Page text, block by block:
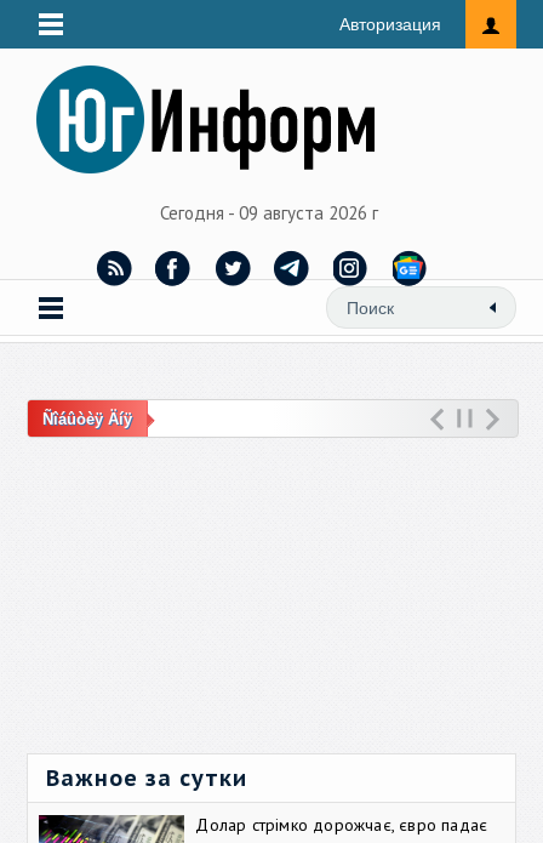
Авторизация
Сегодня - 09 августа 2026 г
Ñîáûòèÿ Äíÿ
Важное за сутки
Долар стрімко дорожчає, євро падає